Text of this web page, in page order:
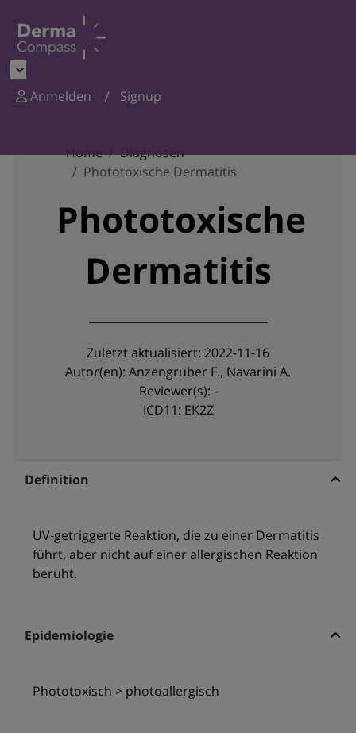
Anmelden Signup
Home
Diagnosen
Phototoxische Dermatitis
Phototoxische
Dermatitis
Zuletzt aktualisiert: 2022-11-16
Autor(en): Anzengruber F., Navarini A.
Reviewer(s): -
ICD11: EK2Z
Definition
UV-getriggerte Reaktion, die zu einer Dermatitis
führt, aber nicht auf einer allergischen Reaktion
beruht.
Epidemiologie
Phototoxisch > photoallergisch